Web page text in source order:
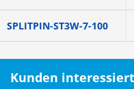
SPLITPIN-ST3W-7-100
Kunden